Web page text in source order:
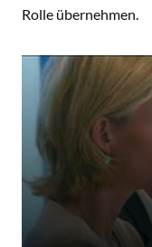
Rolle übernehmen.